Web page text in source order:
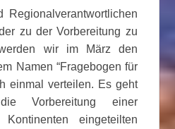
Regionalverantwortlichen
zu der Vorbereitung zu
wir im März den
Namen “Fragebogen für
einmal verteilen. Es geht
Vorbereitung einer
eingeteilten